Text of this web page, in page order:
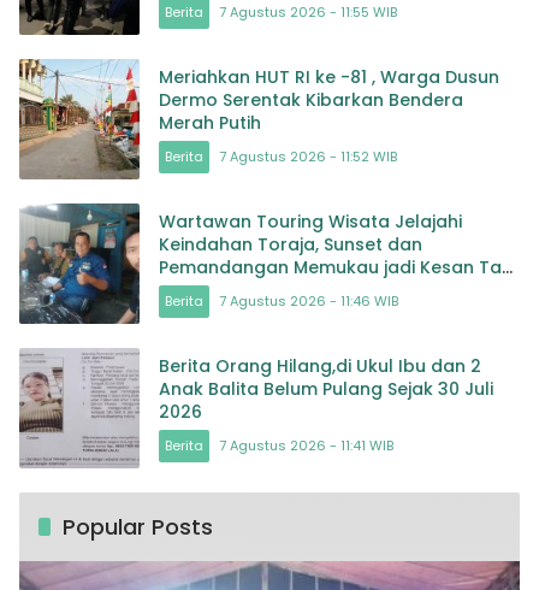
Berita 7 Agustus 2026 - 11:55 WIB
Meriahkan HUT RI ke -81 , Warga Dusun
Dermo Serentak Kibarkan Bendera
Merah Putih
Berita 7 Agustus 2026 - 11:52 WIB
Wartawan Touring Wisata Jelajahi
Keindahan Toraja, Sunset dan
Pemandangan Memukau jadi Kesan Tak
Terlupakan
Berita 7 Agustus 2026 - 11:46 WIB
Berita Orang Hilang,di Ukul Ibu dan 2
Anak Balita Belum Pulang Sejak 30 Juli
2026
Berita 7 Agustus 2026 - 11:41 WIB
Popular Posts